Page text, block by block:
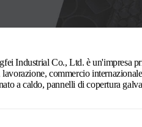
Industrial Co., Ltd. è un'impresa
commercio
a caldo, pannelli di copertura